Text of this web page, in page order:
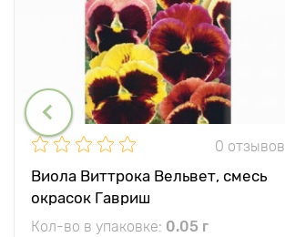
0 отзывов
Виола Виттрока Вельвет, смесь
окрасок Гавриш
Кол-во в упаковке: 0.05 г